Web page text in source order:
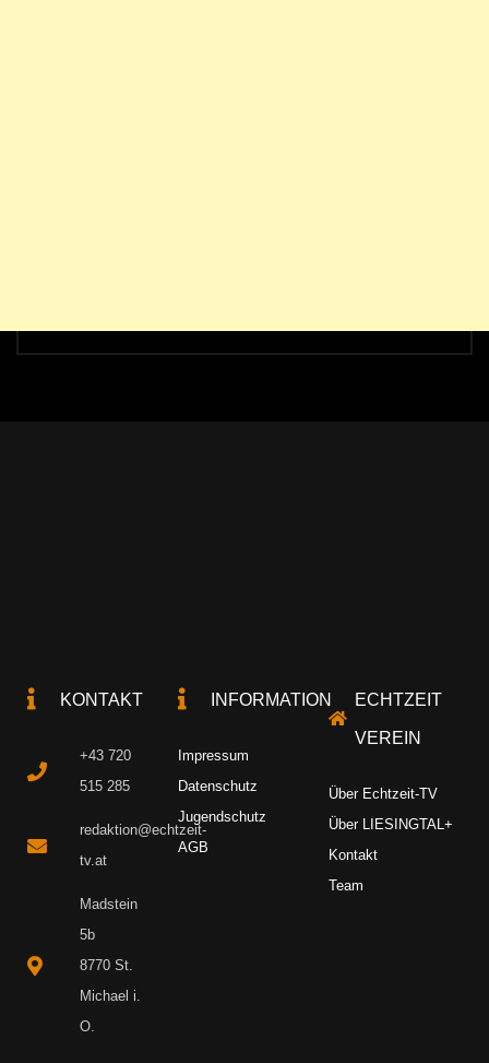
KONTAKT
+43 720
515 285
redaktion@echtzeit-
tv.at
Madstein
5b
8770 St.
Michael i.
O.
INFORMATION
Impressum
Datenschutz
Jugendschutz
AGB
ECHTZEIT
VEREIN
Über Echtzeit-TV
Über LIESINGTAL+
Kontakt
Team